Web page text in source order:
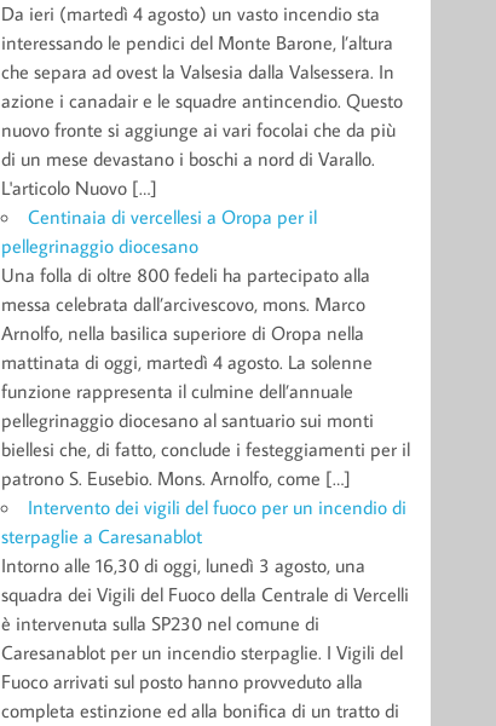
Da ieri (martedì 4 agosto) un vasto incendio sta
interessando le pendici del Monte Barone, l’altura
che separa ad ovest la Valsesia dalla Valsessera. In
azione i canadair e le squadre antincendio. Questo
nuovo fronte si aggiunge ai vari focolai che da più
di un mese devastano i boschi a nord di Varallo.
L'articolo Nuovo […]
Centinaia di vercellesi a Oropa per il
pellegrinaggio diocesano
Una folla di oltre 800 fedeli ha partecipato alla
messa celebrata dall’arcivescovo, mons. Marco
Arnolfo, nella basilica superiore di Oropa nella
mattinata di oggi, martedì 4 agosto. La solenne
funzione rappresenta il culmine dell’annuale
pellegrinaggio diocesano al santuario sui monti
biellesi che, di fatto, conclude i festeggiamenti per il
patrono S. Eusebio. Mons. Arnolfo, come […]
Intervento dei vigili del fuoco per un incendio di
sterpaglie a Caresanablot
Intorno alle 16,30 di oggi, lunedì 3 agosto, una
squadra dei Vigili del Fuoco della Centrale di Vercelli
è intervenuta sulla SP230 nel comune di
Caresanablot per un incendio sterpaglie. I Vigili del
Fuoco arrivati sul posto hanno provveduto alla
completa estinzione ed alla bonifica di un tratto di